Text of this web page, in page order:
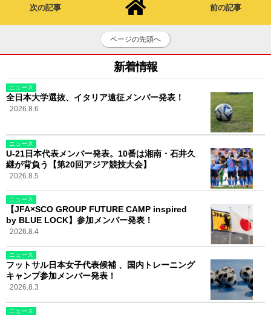
次の記事 前の記事
ページの先頭へ
新着情報
ニュース
全日本大学選抜、イタリア遠征メンバー発表！
2026.8.6
ニュース
U-21日本代表メンバー発表。10番は湘南・石井久
継が背負う【第20回アジア競技大会】
2026.8.5
ニュース
【JFA×SCO GROUP FUTURE CAMP inspired
by BLUE LOCK】参加メンバー発表！
2026.8.4
ニュース
フットサル日本女子代表候補 、国内トレーニング
キャンプ参加メンバー発表！
2026.8.3
ニュース